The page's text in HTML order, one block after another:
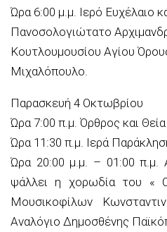
Ώρα 6:00 μ.μ. Ιερό Ευχέλαιο
Πανοσολογιώτατο
Κουτλουμουσίου Αγίου
Μιχαλόπουλο.
Παρασκευή 4 Οκτωβρίου
Ώρα 7:00 π.μ. Όρθρος και Θεία
Ώρα 11:30 π.μ. Ιερά
Ώρα 20:00 μ.μ. – 01:00 π.μ.
ψάλλει η χορωδία του «
Μουσικοφίλων
Αναλόγιο Δημοσθένης